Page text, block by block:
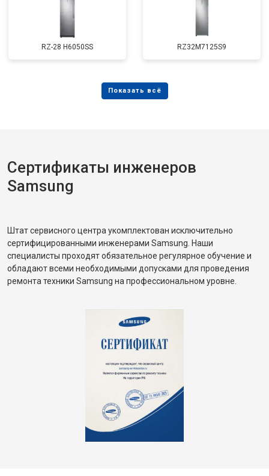
RZ-28 H6050SS RZ32M7125S9
Сертификаты инженеров
Samsung
Штат сервисного центра укомплектован исключительно
сертифицированными инженерами Samsung. Наши
специалисты проходят обязательное регулярное обучение и
обладают всеми необходимыми допусками для проведения
ремонта техники Samsung на профессиональном уровне.